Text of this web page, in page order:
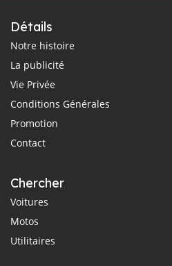
Détails
Notre histoire
La publicité
Vie Privée
Conditions Générales
Promotion
Contact
Chercher
Voitures
Motos
Utilitaires